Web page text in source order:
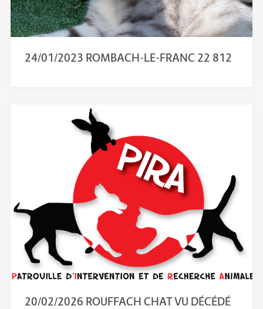
24/01/2023 ROMBACH-LE-FRANC 22 812
20/02/2026 ROUFFACH CHAT VU DÉCÉDÉ